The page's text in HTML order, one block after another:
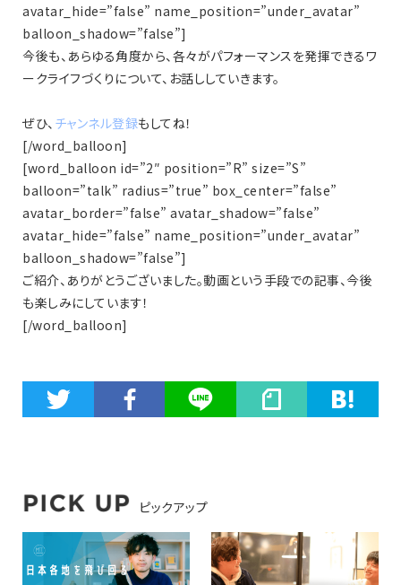
avatar_hide=”false” name_position=”under_avatar”
balloon_shadow=”false”]
今後も、あらゆる角度から、各々がパフォーマンスを発揮できるワ
ークライフづくりについて、お話ししていきます。
ぜひ、 チャンネル登録もしてね！
[/word_balloon]
[word_balloon id=”2″ position=”R” size=”S”
balloon=”talk” radius=”true” box_center=”false”
avatar_border=”false” avatar_shadow=”false”
avatar_hide=”false” name_position=”under_avatar”
balloon_shadow=”false”]
ご紹介、ありがとうございました。動画という手段での記事、今後
も楽しみにしています！
[/word_balloon]
ピックアップ